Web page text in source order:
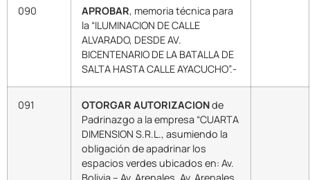
090 APROBAR, memoria técnica para
la “ILUMINACION DE CALLE
ALVARADO, DESDE AV.
BICENTENARIO DE LA BATALLA DE
SALTA HASTA CALLE AYACUCHO”.-
091 OTORGAR AUTORIZACIONde
Padrinazgo a la empresa “CUARTA
DIMENSION S.R.L., asumiendo la
obligación de apadrinar los
espacios verdes ubicados en: Av.